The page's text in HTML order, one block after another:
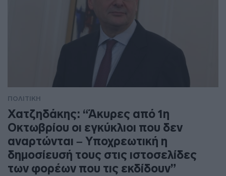
ΠΟΛΙΤΙΚΗ
Χατζηδάκης: “Άκυρες από 1η
Οκτωβρίου οι εγκύκλιοι που δεν
αναρτώνται – Υποχρεωτική η
δημοσίευσή τους στις ιστοσελίδες
των φορέων που τις εκδίδουν”